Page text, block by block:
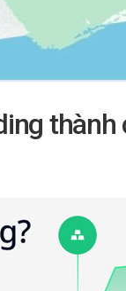
thành